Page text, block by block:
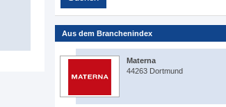
Aus dem Branchenindex
Materna
44263 Dortmund